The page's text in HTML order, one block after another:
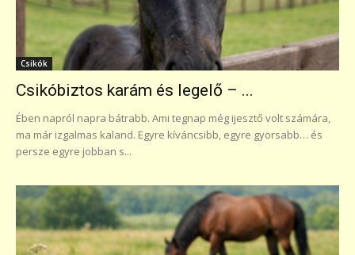
Csikók
Csikóbiztos karám és legelő – ...
Ében napról napra bátrabb. Ami tegnap még ijesztő volt számára,
ma már izgalmas kaland. Egyre kíváncsibb, egyre gyorsabb… és
persze egyre jobban s...